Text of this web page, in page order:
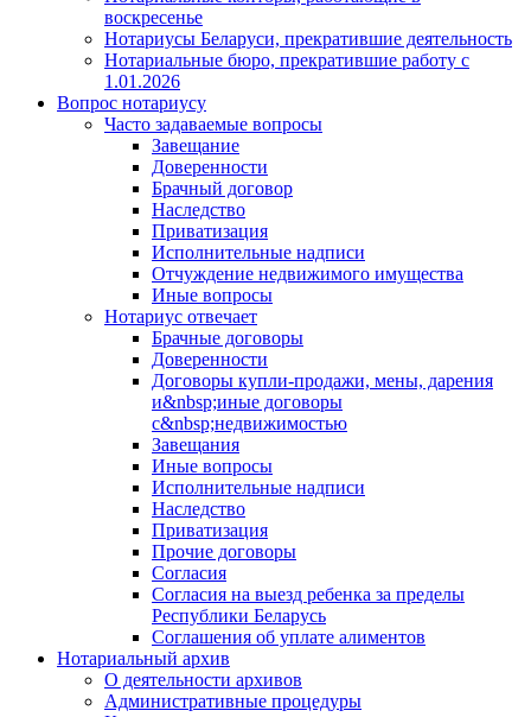
воскресенье
Нотариусы Беларуси, прекратившие деятельность
Нотариальные бюро, прекратившие работу с
1.01.2026
Вопрос нотариусу
Часто задаваемые вопросы
Завещание
Доверенности
Брачный договор
Наследство
Приватизация
Исполнительные надписи
Отчуждение недвижимого имущества
Иные вопросы
Нотариус отвечает
Брачные договоры
Доверенности
Договоры купли-продажи, мены, дарения
и&nbsp;иные договоры
с&nbsp;недвижимостью
Завещания
Иные вопросы
Исполнительные надписи
Наследство
Приватизация
Прочие договоры
Согласия
Согласия на выезд ребенка за пределы
Республики Беларусь
Соглашения об уплате алиментов
Нотариальный архив
О деятельности архивов
Административные процедуры